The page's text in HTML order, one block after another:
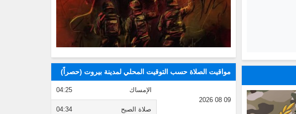
مواقيت الصلاة حسب التوقيت المحلي لمدينة بيروت (حصراً)
09 08 2026
الإمساك 04:25
صلاة الصبح 04:34